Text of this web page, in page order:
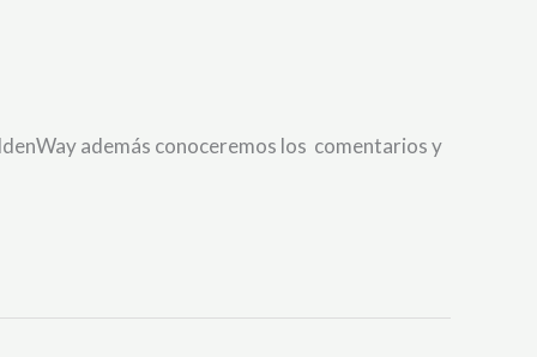
además conoceremos los comentarios y